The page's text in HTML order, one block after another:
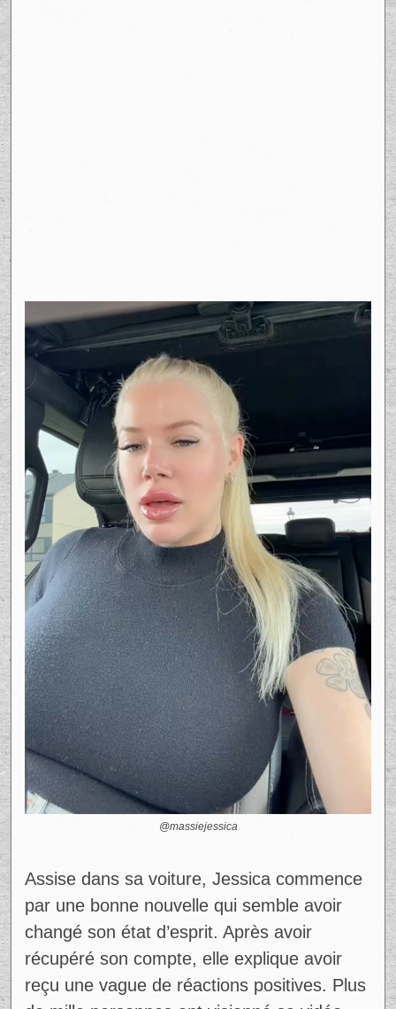
@massiejessica
Assise dans sa voiture, Jessica commence
par une bonne nouvelle qui semble avoir
changé son état d’esprit. Après avoir
récupéré son compte, elle explique avoir
reçu une vague de réactions positives. Plus